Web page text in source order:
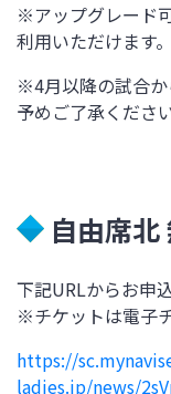
※アップグレード
利用いただけます。
※4月以降の試合
予めご了承ください
自由席
下記URLからお申
※チケットは電子
https://
ladies.jp/news/